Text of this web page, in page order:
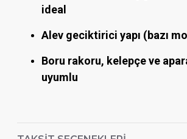
ideal
Alev geciktirici yapı (bazı
Boru rakoru, kelepçe ve
uyumlu